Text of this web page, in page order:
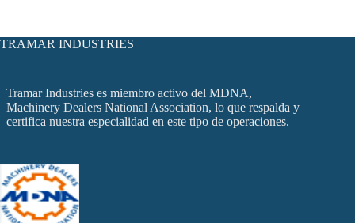
TRAMAR INDUSTRIES
Tramar Industries es miembro activo del MDNA,
Machinery Dealers National Association, lo que respalda y
certifica nuestra especialidad en este tipo de operaciones.